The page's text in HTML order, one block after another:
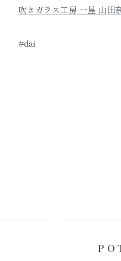
吹きガラス工房 一星 山田
#dai